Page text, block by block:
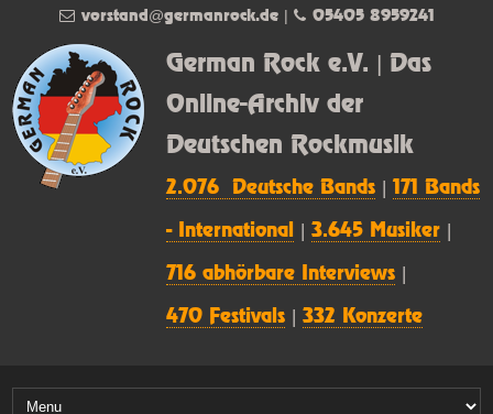
German Rock e.V. | Das
Online-Archiv der
Deutschen Rockmusik
2.076 Deutsche Bands |171 Bands
- International |3.645 Musiker
716 abhörbare Interviews
470 Festivals |332 Konzerte
vorstand@germanrock.de| 05405 8959241